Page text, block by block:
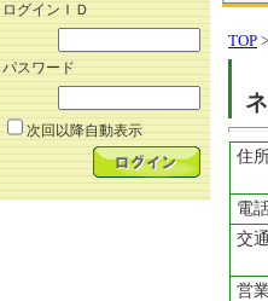
ログインＩＤ
パスワード
次回以降自動表示
TOP >
住
電
交
営